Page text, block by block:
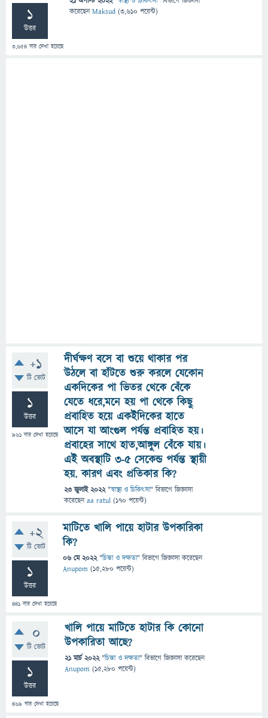
1
উত্তর
3,654 বার দেখা হয়েছে
করেছেনMaksud (3,610 পয়েন্ট)
+1
টি ভোট
1
উত্তর
961 বার দেখা হয়েছে
দীর্ঘক্ষণ বসে বা শুয়ে থাকার পর
উঠলে বা হাঁটতে শুরু করলে যেকোন
একদিকের পা ভিতর থেকে বেঁকে
যেতে ধরে,মনে হয় পা থেকে কিছু
প্রবাহিত হয়ে একইদিকের হাতে
আসে যা আংগুল পর্যন্ত প্রবাহিত হয়।
প্রবাহের সাথে হাত,আঙ্গুল বেঁকে যায়।
এই অবস্থাটি 3-৫ সেকেন্ড পর্যন্ত স্থায়ী
হয়. কারণ এবং প্রতিকার কি?
23 জুলাই 2022 "স্বাস্থ্য ও চিকিৎসা" বিভাগে জিজ্ঞাসা
করেছেনaa ratul (170 পয়েন্ট)
+2
টি ভোট
1
উত্তর
441 বার দেখা হয়েছে
মাটিতে খালি পায়ে হাটার উপকারিকা
কি?
06 মে 2022 "চিন্তা ও দক্ষতা" বিভাগে জিজ্ঞাসাকরেছেন
Anupom (15,280 পয়েন্ট)
0
টি ভোট
1
উত্তর
469 বার দেখা হয়েছে
খালি পায়ে মাটিতে হাটার কি কোনো
উপকারিতা আছে?
21 মার্চ 2022 "চিন্তা ও দক্ষতা" বিভাগে জিজ্ঞাসাকরেছেন
Anupom (15,280 পয়েন্ট)